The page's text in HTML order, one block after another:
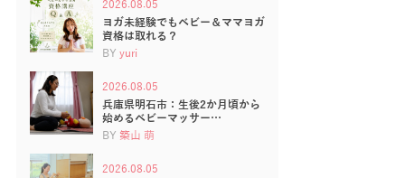
2026.08.05
ヨガ未経験でもベビー＆ママヨガ
資格は取れる？
BY yuri
2026.08.05
兵庫県明石市：生後2か月頃から
始めるベビーマッサー…
BY 築山 萌
2026.08.05